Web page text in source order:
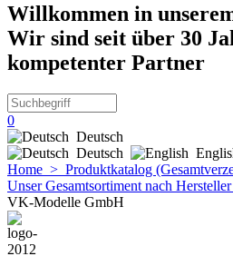
Willkommen in
Wir sind seit über 30
kompetenter Partner
0
Deutsch
Deutsch
Home > Produktkatalog
Unser Gesamtsortiment nach
VK-Modelle GmbH